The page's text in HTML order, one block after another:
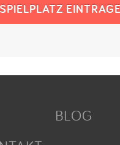
SPIELPLATZ
BLOG